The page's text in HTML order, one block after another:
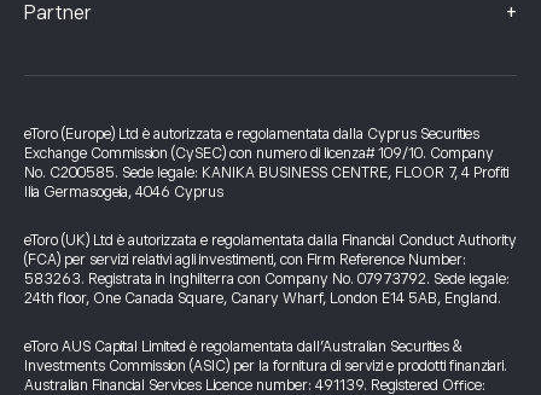
Partner +
eToro (Europe) Ltd è autorizzata e regolamentata dalla Cyprus Securities
Exchange Commission (CySEC) con numero di licenza# 109/10. Company
No. C200585. Sede legale: KANIKA BUSINESS CENTRE, FLOOR 7, 4 Profiti
Ilia Germasogeia, 4046 Cyprus
eToro (UK) Ltd è autorizzata e regolamentata dalla Financial Conduct Authority
(FCA) per servizi relativi agli investimenti, con Firm Reference Number:
583263. Registrata in Inghilterra con Company No. 07973792. Sede legale:
24th floor, One Canada Square, Canary Wharf, London E14 5AB, England.
eToro AUS Capital Limited è regolamentata dall’Australian Securities &
Investments Commission (ASIC) per la fornitura di servizi e prodotti finanziari.
Australian Financial Services Licence number: 491139. Registered Office: